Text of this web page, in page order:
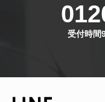
受付時間